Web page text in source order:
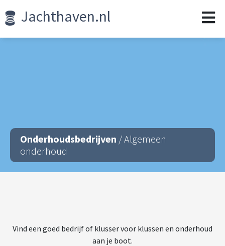
Jachthaven.nl
Onderhoudsbedrijven / Algemeen
onderhoud
Vind een goed bedrijf of klusser voor klussen en onderhoud
aan je boot.